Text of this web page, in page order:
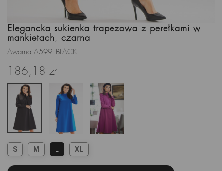
Elegancka sukienka trapezowa z perełkami w
mankietach, czarna
Awama A599_BLACK
186,18 zł
S M L XL